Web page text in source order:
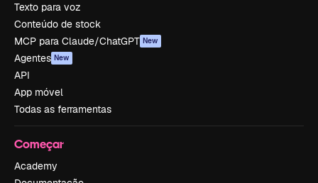
Texto para voz
Conteúdo de stock
MCP para Claude/ChatGPT New
Agentes New
API
App móvel
Todas as ferramentas
Começar
Academy